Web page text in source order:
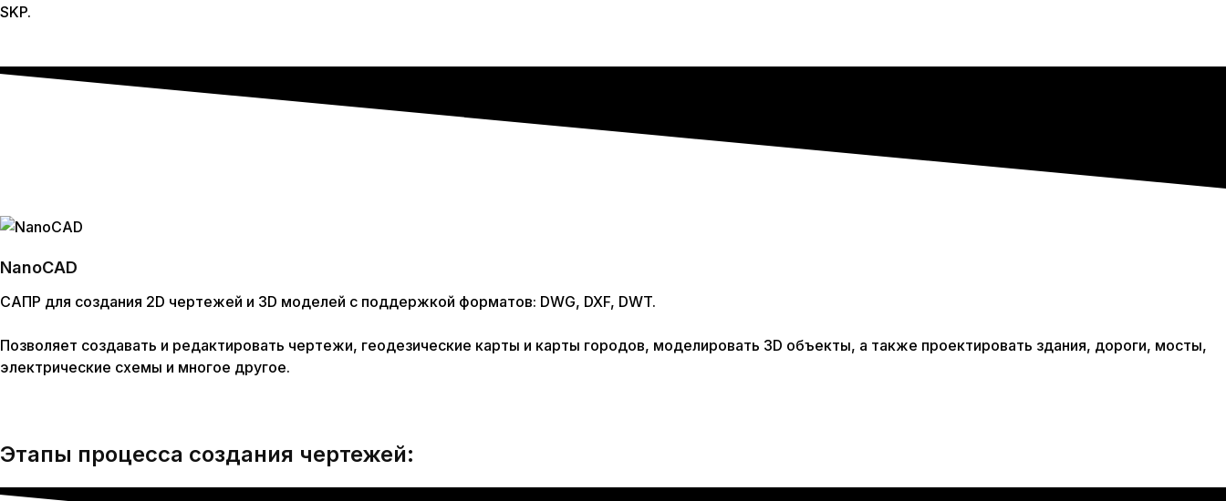
SKP.
NanoCAD
САПР для создания 2D чертежей и 3D моделей с поддержкой форматов: DWG, DXF, DWT.
Позволяет создавать и редактировать чертежи, геодезические карты и карты городов, моделировать 3D объекты, а также проектировать здания, дороги, мосты,
электрические схемы и многое другое.
Этапы процесса создания чертежей: